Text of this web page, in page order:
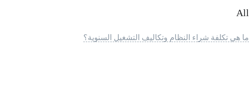
All
ما هي تكلفة شراء النظام وتكاليف التشغيل السنوية؟